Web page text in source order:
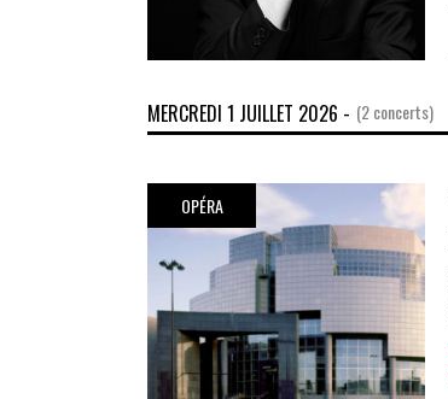
MERCREDI 1 JUILLET 2026 - (2 concerts)
OPÉRA